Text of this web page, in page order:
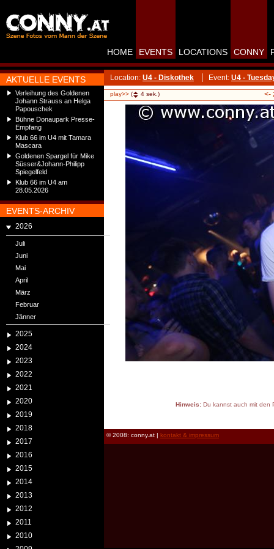
AKTUELLE EVENTS
Verleihung des Goldenen
Johann Strauss an Helga
Papouschek
Bühne Donaupark Presse-
Empfang
Klub 66 im U4 mit Tamara
Mascara
Goldenen Spargel für Mike
Süsser&Johann-Philipp
Spiegelfeld
Klub 66 im U4 am
28.05.2026
EVENTS-ARCHIV
2026
Juli
Juni
Mai
April
März
Februar
Jänner
2025
2024
2023
2022
2021
2020
2019
2018
2017
2016
2015
2014
2013
2012
2011
2010
HOME EVENTS LOCATIONS CONNY
Location: U4 - Diskothek Event: U4 -
play>> ( 4 sek.) <-
Hinweis:Du kannst auch mit den
© 2008: conny.at | kontakt & impressum